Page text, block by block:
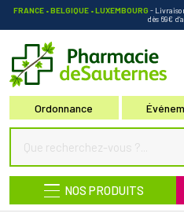
FRANCE • BELGIQUE • LUXEMBOURG -
dès 69€
Ordonnance
NOS PRODUITS